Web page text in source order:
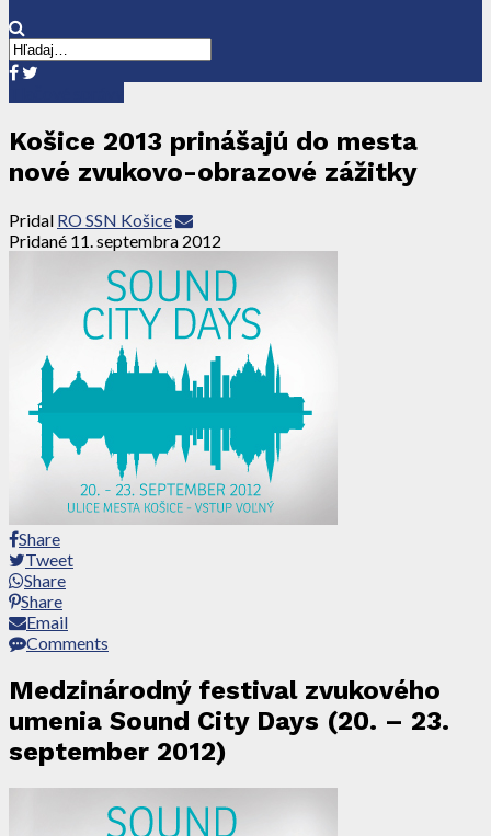
Košice 2013 prinášajú do mesta
nové zvukovo-obrazové zážitky
Pridal RO SSN Košice
Pridané 11. septembra 2012
Share
Tweet
Share
Share
Email
Comments
Medzinárodný festival zvukového
umenia Sound City Days (20. – 23.
september 2012)